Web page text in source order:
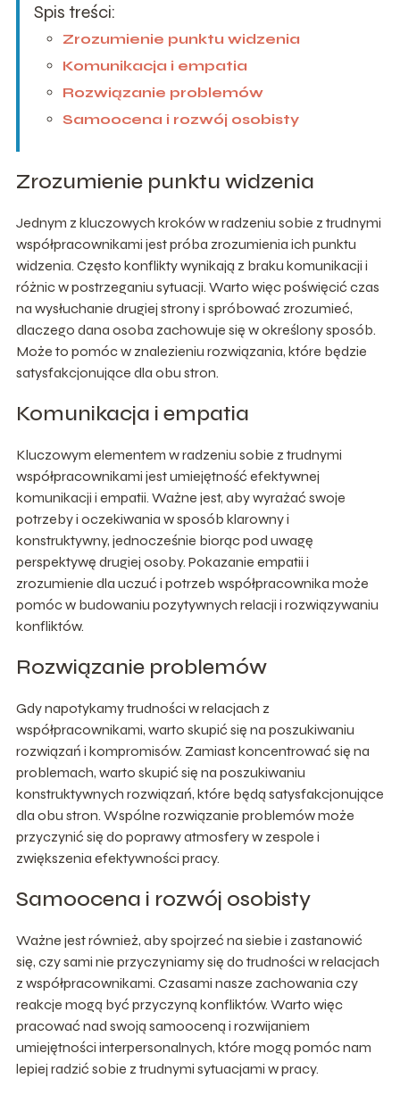
Spis treści:
Zrozumienie punktu widzenia
Komunikacja i empatia
Rozwiązanie problemów
Samoocena i rozwój osobisty
Zrozumienie punktu widzenia
Jednym z kluczowych kroków w radzeniu sobie z trudnymi
współpracownikami jest próba zrozumienia ich punktu
widzenia. Często konflikty wynikają z braku komunikacji i
różnic w postrzeganiu sytuacji. Warto więc poświęcić czas
na wysłuchanie drugiej strony i spróbować zrozumieć,
dlaczego dana osoba zachowuje się w określony sposób.
Może to pomóc w znalezieniu rozwiązania, które będzie
satysfakcjonujące dla obu stron.
Komunikacja i empatia
Kluczowym elementem w radzeniu sobie z trudnymi
współpracownikami jest umiejętność efektywnej
komunikacji i empatii. Ważne jest, aby wyrażać swoje
potrzeby i oczekiwania w sposób klarowny i
konstruktywny, jednocześnie biorąc pod uwagę
perspektywę drugiej osoby. Pokazanie empatii i
zrozumienie dla uczuć i potrzeb współpracownika może
pomóc w budowaniu pozytywnych relacji i rozwiązywaniu
konfliktów.
Rozwiązanie problemów
Gdy napotykamy trudności w relacjach z
współpracownikami, warto skupić się na poszukiwaniu
rozwiązań i kompromisów. Zamiast koncentrować się na
problemach, warto skupić się na poszukiwaniu
konstruktywnych rozwiązań, które będą satysfakcjonujące
dla obu stron. Wspólne rozwiązanie problemów może
przyczynić się do poprawy atmosfery w zespole i
zwiększenia efektywności pracy.
Samoocena i rozwój osobisty
Ważne jest również, aby spojrzeć na siebie i zastanowić
się, czy sami nie przyczyniamy się do trudności w relacjach
z współpracownikami. Czasami nasze zachowania czy
reakcje mogą być przyczyną konfliktów. Warto więc
pracować nad swoją samooceną i rozwijaniem
umiejętności interpersonalnych, które mogą pomóc nam
lepiej radzić sobie z trudnymi sytuacjami w pracy.